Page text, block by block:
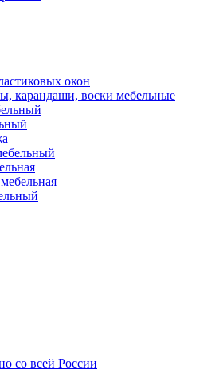
окон
карандаши, воски мебельные
со всей России